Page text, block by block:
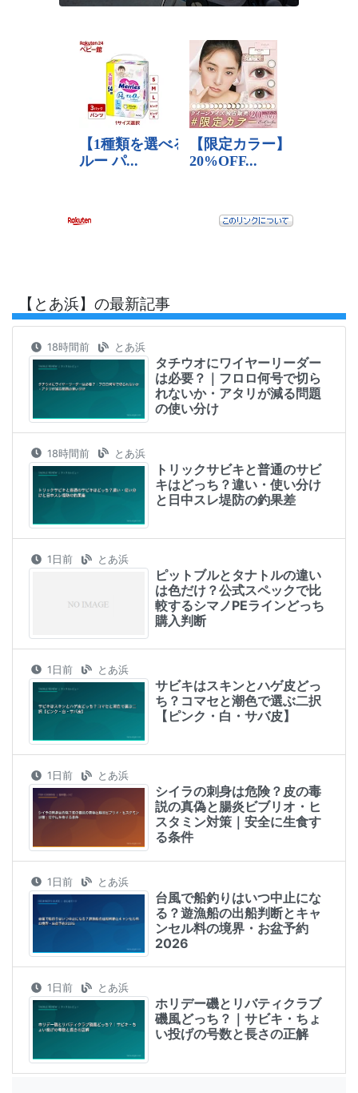
【とあ浜】の最新記事
18時間前 とあ浜
タチウオにワイヤーリーダー
は必要？｜フロロ何号で切ら
れないか・アタリが減る問題
の使い分け
18時間前 とあ浜
トリックサビキと普通のサビ
キはどっち？違い・使い分け
と日中スレ堤防の釣果差
1日前 とあ浜
ピットブルとタナトルの違い
は色だけ？公式スペックで比
較するシマノPEラインどっち
購入判断
1日前 とあ浜
サビキはスキンとハゲ皮どっ
ち？コマセと潮色で選ぶ二択
【ピンク・白・サバ皮】
1日前 とあ浜
シイラの刺身は危険？皮の毒
説の真偽と腸炎ビブリオ・ヒ
スタミン対策｜安全に生食す
る条件
1日前 とあ浜
台風で船釣りはいつ中止にな
る？遊漁船の出船判断とキャ
ンセル料の境界・お盆予約
2026
1日前 とあ浜
ホリデー磯とリバティクラブ
磯風どっち？｜サビキ・ちょ
い投げの号数と長さの正解